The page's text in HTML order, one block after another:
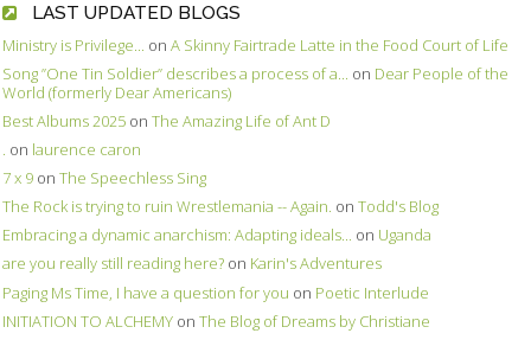
LAST UPDATED BLOGS
Ministry is Privilege... on A Skinny Fairtrade Latte in the Food Court of Life
Song ”One Tin Soldier” describes a process of a... on Dear People of the
World (formerly Dear Americans)
Best Albums 2025 on The Amazing Life of Ant D
. on laurence caron
7 x 9 on The Speechless Sing
The Rock is trying to ruin Wrestlemania -- Again. on Todd's Blog
Embracing a dynamic anarchism: Adapting ideals... on Uganda
are you really still reading here? on Karin's Adventures
Paging Ms Time, I have a question for you on Poetic Interlude
INITIATION TO ALCHEMY on The Blog of Dreams by Christiane